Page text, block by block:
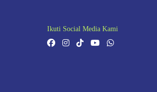
Ikuti Social Media Kami